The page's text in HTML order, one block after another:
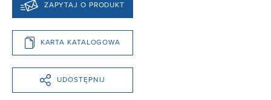
ZAPYTAJ O PRODUKT
KARTA KATALOGOWA
UDOSTĘPNIJ